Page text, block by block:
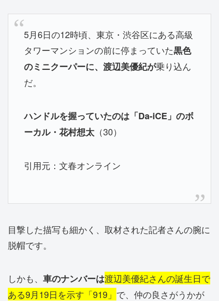
5月6日の12時頃、東京・渋谷区にある高級
タワーマンションの前に停まっていた黒色
のミニクーパーに、渡辺美優紀が乗り込ん
だ。
ハンドルを握っていたのは「Da-iCE」のボ
ーカル・花村想太 （30）
引用元：文春オンライン
目撃した描写も細かく、取材された記者さんの腕に
脱帽です。
しかも、 車のナンバーは渡辺美優紀さんの誕生日で
ある9月19日を示す「919」 で、仲の良さがうかが